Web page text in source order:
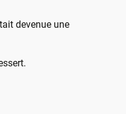
devenue une